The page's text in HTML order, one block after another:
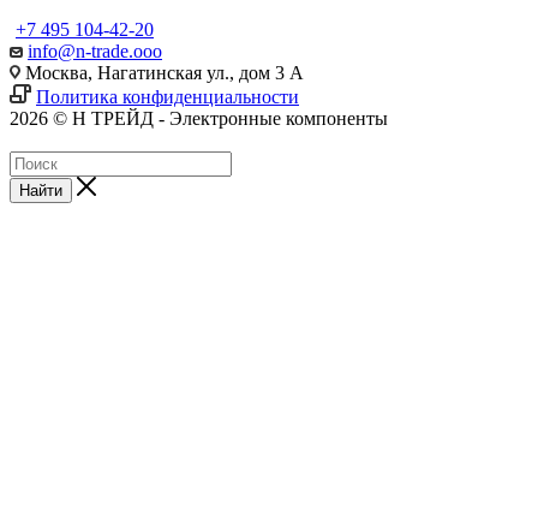
+7 495 104-42-20
info@n-trade.ooo
Москва, Нагатинская ул., дом 3 А
Политика конфиденциальности
2026 © Н ТРЕЙД - Электронные компоненты
Найти